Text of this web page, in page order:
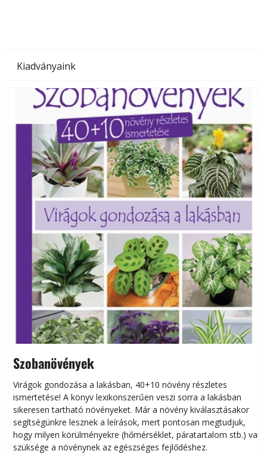
Kiadványaink
Szobanövények
Virágok gondozása a lakásban, 40+10 növény részletes
ismertetése! A könyv lexikonszerűen veszi sorra a lakásban
sikeresen tart­ha­tó növényeket. Már a növény kiválasztásakor
segítségünkre lesznek a leírások, mert pontosan megtudjuk,
hogy milyen körülményekre (hőmérséklet, páratartalom stb.) van
szüksége a növénynek az egészséges fejlődéshez.